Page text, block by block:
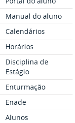
Manual do aluno
Calendários
Horários
Disciplina de
Estágio
Enturmação
Enade
Alunos